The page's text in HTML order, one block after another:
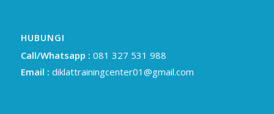
HUBUNGI
Call/Whatsapp : 081 327 531 988
Email : diklattrainingcenter01@gmail.com